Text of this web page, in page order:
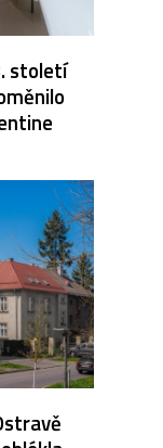
století